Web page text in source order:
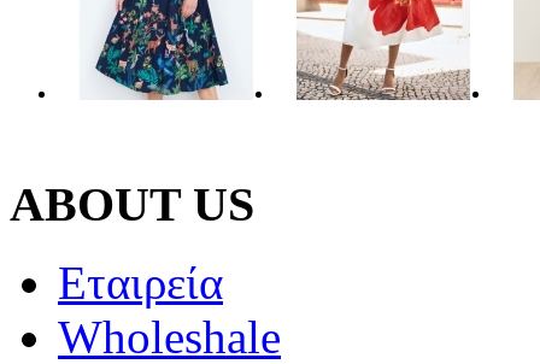
ABOUT US
Εταιρεία
Wholeshale